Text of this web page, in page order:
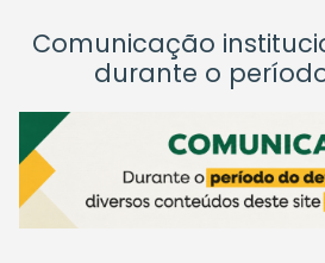
Comunicação
durante o